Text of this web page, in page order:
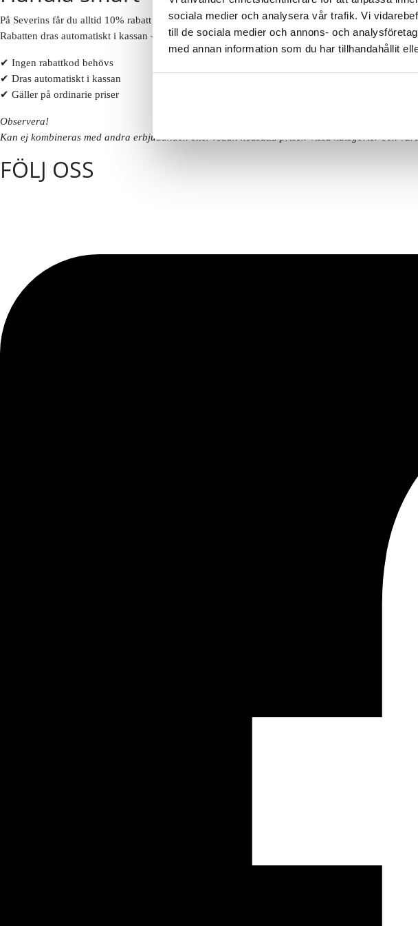
sociala medier och analysera vår trafik. Vi
till de sociala medier och annons- och
med annan information som du har tillhandahållit
På Severins får du alltid 10% rabatt på ordinarie priser som ny kund.
Rabatten dras automatiskt i kassan – inga koder behövs.
✔ Ingen rabattkod behövs
✔ Dras automatiskt i kassan
✔ Gäller på ordinarie priser
Observera!
Kan ej kombineras med andra erbjudanden eller redan nedsatta priser. Vissa kategorier och
FÖLJ OSS